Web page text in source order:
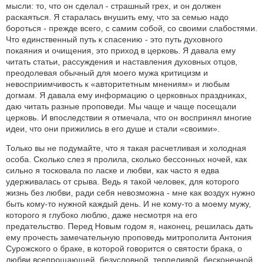
мысли: то, что он сделал - страшный грех, и он должен
раскаяться. Я старалась внушить ему, что за семью надо
бороться - прежде всего, с самим собой, со своими слабостями.
Что единственный путь к спасению - это путь духовного
покаяния и очищения, это приход в церковь. Я давала ему
читать статьи, рассуждения и наставления духовных отцов,
преодолевая обычный для моего мужа критицизм и
невосприимчивость к «авторитетным мнениям» и любым
догмам. Я давала ему информацию о церковных праздниках,
даю читать разные проповеди. Мы чаще и чаще посещали
церковь. И впоследствии я отмечала, что он воспринял многие
идеи, что они прижились в его душе и стали «своими».
Только вы не подумайте, что я такая расчетливая и холодная
особа. Сколько слез я пролила, сколько бессонных ночей, как
сильно я тосковала по ласке и любви, как часто я едва
удерживалась от срыва. Ведь я такой человек, для которого
жизнь без любви, ради себя невозможна - мне как воздух нужно
быть кому-то нужной каждый день. И не кому-то а моему мужу,
которого я глубоко люблю, даже несмотря на его
предательство. Перед Новым годом я, наконец, решилась дать
ему прочесть замечательную проповедь митрополита Антония
Сурожского о браке, в которой говорится о святости брака, о
любви всепрощающей, безусловной, терпеливой, бесконечной.